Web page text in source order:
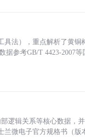
具法），重点解析了黄铜
据参考GB/T 4423-2007等
逻辑关系等核心数据，
兰微电子官方规格书（版